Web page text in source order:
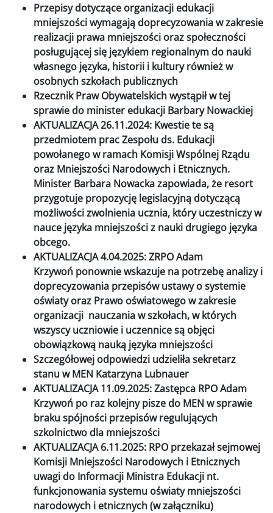
Przepisy dotyczące organizacji edukacji
mniejszości wymagają doprecyzowania w zakresie
realizacji prawa mniejszości oraz społeczności
posługującej się językiem regionalnym do nauki
własnego języka, historii i kultury również w
osobnych szkołach publicznych
Rzecznik Praw Obywatelskich wystąpił w tej
sprawie do minister edukacji Barbary Nowackiej
AKTUALIZACJA 26.11.2024: Kwestie te są
przedmiotem prac Zespołu ds. Edukacji
powołanego w ramach Komisji Wspólnej Rządu
oraz Mniejszości Narodowych i Etnicznych.
Minister Barbara Nowacka zapowiada, że resort
przygotuje propozycję legislacyjną dotyczącą
możliwości zwolnienia ucznia, który uczestniczy w
nauce języka mniejszości z nauki drugiego języka
obcego.
AKTUALIZACJA 4.04.2025: ZRPO Adam
Krzywoń ponownie wskazuje na potrzebę analizy i
doprecyzowania przepisów ustawy o systemie
oświaty oraz Prawo oświatowego w zakresie
organizacji nauczania w szkołach, w których
wszyscy uczniowie i uczennice są objęci
obowiązkową nauką języka mniejszości
Szczegółowej odpowiedzi udzieliła sekretarz
stanu w MEN Katarzyna Lubnauer
AKTUALIZACJA 11.09.2025: Zastępca RPO Adam
Krzywoń po raz kolejny pisze do MEN w sprawie
braku spójności przepisów regulujących
szkolnictwo dla mniejszości
AKTUALIZACJA 6.11.2025: RPO przekazał sejmowej
Komisji Mniejszości Narodowych i Etnicznych
uwagi do Informacji Ministra Edukacji nt.
funkcjonowania systemu oświaty mniejszości
narodowych i etnicznych (w załączniku)